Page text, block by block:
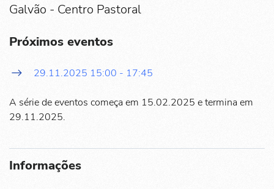
Galvão - Centro Pastoral
Próximos eventos
29.11.2025 15:00 - 17:45
A série de eventos começa em 15.02.2025 e termina em
29.11.2025.
Informações